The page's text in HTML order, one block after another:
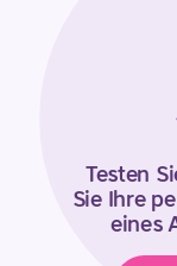
Testen
Sie Ihre
eines